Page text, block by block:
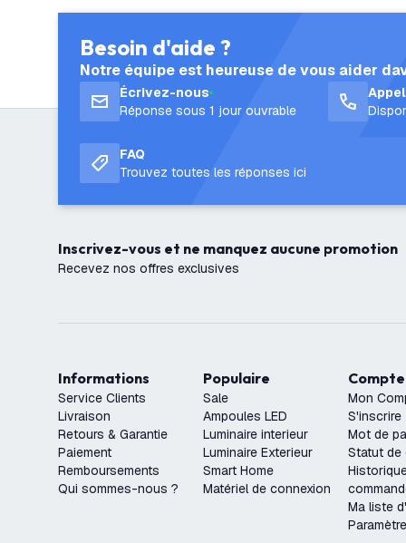
Besoin d'aide ?
Notre équipe est heureuse de vous aider
Écrivez-nous
Réponse sous 1 jour ouvrable
FAQ
Trouvez toutes les réponses ici
Inscrivez-vous et ne manquez aucune promotion
Recevez nos offres exclusives
Informations
Service Clients
Livraison
Retours & Garantie
Paiement
Remboursements
Qui sommes-nous ?
Populaire
Sale
Ampoules LED
Luminaire interieur
Luminaire Exterieur
Smart Home
Matériel de connexion
Compte
Mon
S'inscrire
Mot de
Statut de
Ma liste